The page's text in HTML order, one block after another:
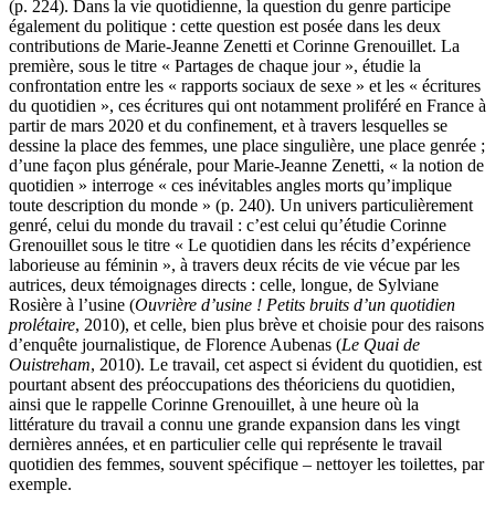
(p. 224). Dans la vie quotidienne, la question du genre participe
également du politique : cette question est posée dans les deux
contributions de Marie-Jeanne Zenetti et Corinne Grenouillet. La
première, sous le titre « Partages de chaque jour », étudie la
confrontation entre les « rapports sociaux de sexe » et les « écritures
du quotidien », ces écritures qui ont notamment proliféré en France à
partir de mars 2020 et du confinement, et à travers lesquelles se
dessine la place des femmes, une place singulière, une place genrée ;
d’une façon plus générale, pour Marie-Jeanne Zenetti, « la notion de
quotidien » interroge « ces inévitables angles morts qu’implique
toute description du monde » (p. 240). Un univers particulièrement
genré, celui du monde du travail : c’est celui qu’étudie Corinne
Grenouillet sous le titre « Le quotidien dans les récits d’expérience
laborieuse au féminin », à travers deux récits de vie vécue par les
autrices, deux témoignages directs : celle, longue, de Sylviane
Rosière à l’usine (Ouvrière d’usine ! Petits bruits d’un quotidien
prolétaire, 2010), et celle, bien plus brève et choisie pour des raisons
d’enquête journalistique, de Florence Aubenas (Le Quai de
Ouistreham, 2010). Le travail, cet aspect si évident du quotidien, est
pourtant absent des préoccupations des théoriciens du quotidien,
ainsi que le rappelle Corinne Grenouillet, à une heure où la
littérature du travail a connu une grande expansion dans les vingt
dernières années, et en particulier celle qui représente le travail
quotidien des femmes, souvent spécifique – nettoyer les toilettes, par
exemple.